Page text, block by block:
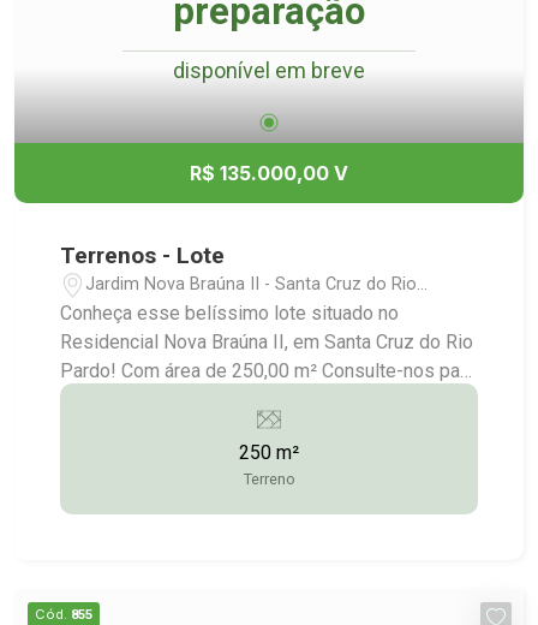
preparação
disponível em breve
R$ 135.000,00 V
Terrenos - Lote
Jardim Nova Braúna II - Santa Cruz do Rio
Pardo/SP
Conheça esse belíssimo lote situado no
Residencial Nova Braúna II, em Santa Cruz do Rio
Pardo! Com área de 250,00 m² Consulte-nos para
maiores informações: (14) 3372-2528 / (14)
250 m²
Terreno
Cód. 855